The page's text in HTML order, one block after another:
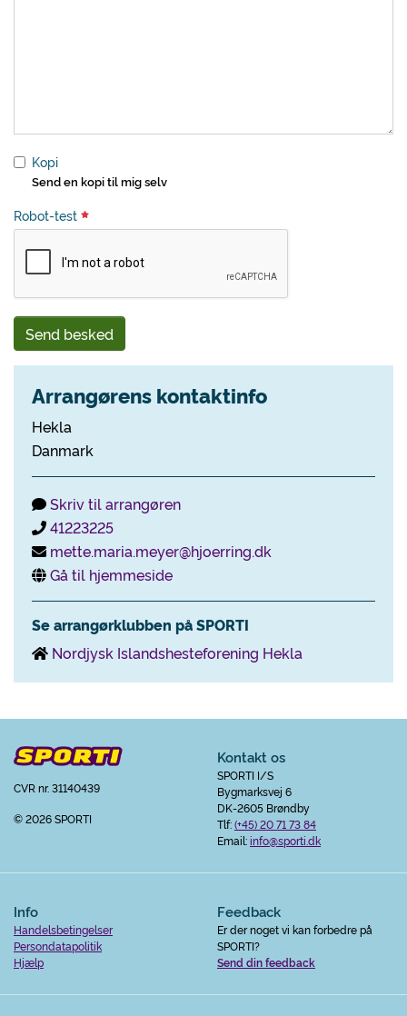
Kopi
Send en kopi til mig selv
Robot-test
Send besked
Arrangørens kontaktinfo
Hekla
Danmark
Skriv til arrangøren
41223225
mette.maria.meyer@hjoerring.dk
Gå til hjemmeside
Se arrangørklubben på SPORTI
Nordjysk Islandshesteforening Hekla
CVR nr. 31140439
© 2026 SPORTI
Kontakt os
SPORTI I/S
Bygmarksvej 6
DK-2605 Brøndby
Tlf:(+45) 20 71 73 84
Email:info@sporti.dk
Info
Handelsbetingelser
Persondatapolitik
Hjælp
Feedback
Er der noget vi kan forbedre på
SPORTI?
Send din feedback